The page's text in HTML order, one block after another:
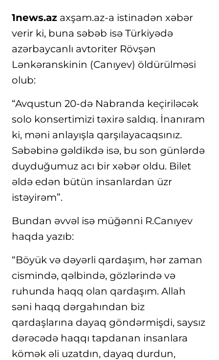
1news.az axşam.az-a istinadən xəbər
verir ki, buna səbəb isə Türkiyədə
azərbaycanlı avtoriter Rövşən
Lənkəranskinin (Canıyev) öldürülməsi
olub:
“Avqustun 20-də Nabranda keçiriləcək
solo konsertimizi təxirə saldıq. İnanıram
ki, məni anlayışla qarşılayacaqsınız.
Səbəbinə gəldikdə isə, bu son günlərdə
duyduğumuz acı bir xəbər oldu. Bilet
əldə edən bütün insanlardan üzr
istəyirəm”.
Bundan əvvəl isə müğənni R.Canıyev
haqda yazıb:
“Böyük və dəyərli qardaşım, hər zaman
cismində, qəlbində, gözlərində və
ruhunda haqq olan qardaşım. Allah
səni haqq dərgahından biz
qardaşlarına dayaq göndərmişdi, saysız
dərəcədə haqqı tapdanan insanlara
kömək əli uzatdın, dayaq durdun,